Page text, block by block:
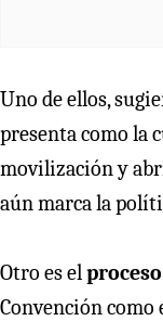
Uno de ellos,
presenta como la
movilización y
aún marca la
Otro es el
Convención como